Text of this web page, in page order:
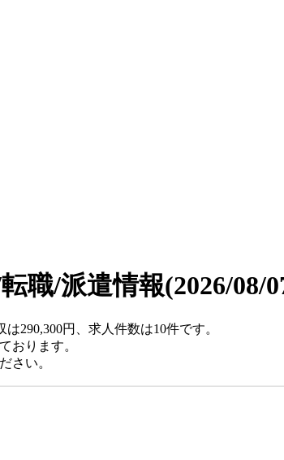
職/派遣情報(2026/08/
290,300円、求人件数は10件です。
おります。
さい。